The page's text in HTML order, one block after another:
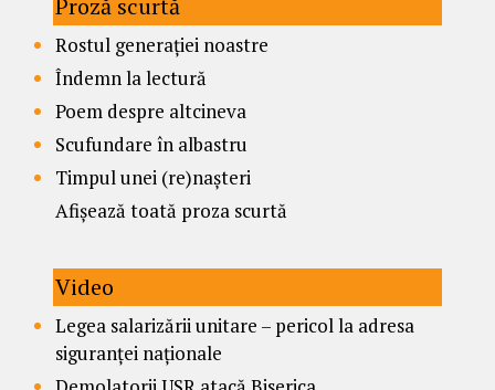
Proză scurtă
Rostul generației noastre
Îndemn la lectură
Poem despre altcineva
Scufundare în albastru
Timpul unei (re)nașteri
Afișează toată proza scurtă
Video
Legea salarizării unitare – pericol la adresa
siguranței naționale